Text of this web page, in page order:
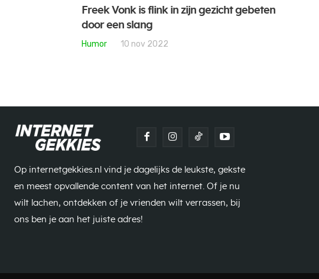
Freek Vonk is flink in zijn gezicht gebeten
door een slang
Humor 10 nov 2022
Op internetgekkies.nl vind je dagelijks de leukste, gekste
en meest opvallende content van het internet. Of je nu
wilt lachen, ontdekken of je vrienden wilt verrassen, bij
ons ben je aan het juiste adres!